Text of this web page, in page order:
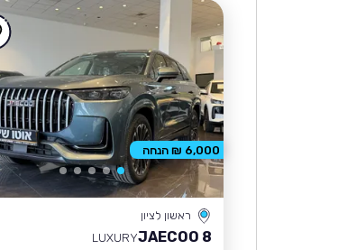
ראשון לציון
JAECOO 8
LUXURY
6,000 ₪ הנחה